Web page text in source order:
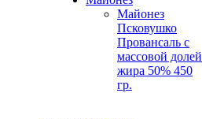
Майонез
Псковушко
Провансаль с
массовой долей
жира 50% 450
гр.